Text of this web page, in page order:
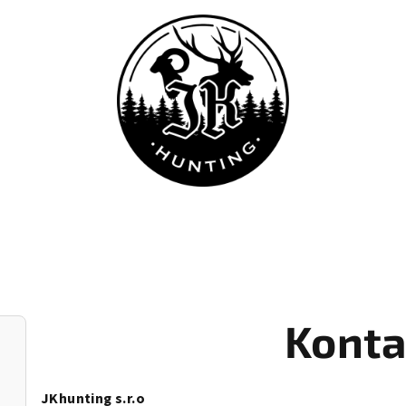
JKhunting s.r.o